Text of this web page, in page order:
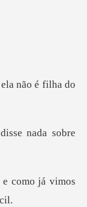
não é filha do
e como já vimos